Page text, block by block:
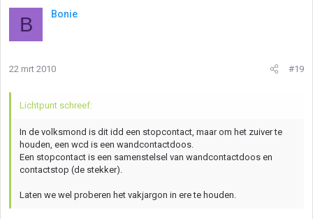
B Bonie
22 mrt 2010 #19
Lichtpunt schreef:
In de volksmond is dit idd een stopcontact, maar om het zuiver te
houden, een wcd is een wandcontactdoos.
Een stopcontact is een samenstelsel van wandcontactdoos en
contactstop (de stekker).
Laten we wel proberen het vakjargon in ere te houden.